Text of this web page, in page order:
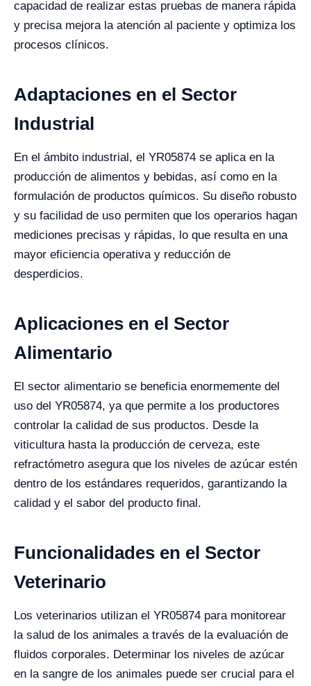
capacidad de realizar estas pruebas de manera rápida
y precisa mejora la atención al paciente y optimiza los
procesos clínicos.
Adaptaciones en el Sector
Industrial
En el ámbito industrial, el YR05874 se aplica en la
producción de alimentos y bebidas, así como en la
formulación de productos químicos. Su diseño robusto
y su facilidad de uso permiten que los operarios hagan
mediciones precisas y rápidas, lo que resulta en una
mayor eficiencia operativa y reducción de
desperdicios.
Aplicaciones en el Sector
Alimentario
El sector alimentario se beneficia enormemente del
uso del YR05874, ya que permite a los productores
controlar la calidad de sus productos. Desde la
viticultura hasta la producción de cerveza, este
refractómetro asegura que los niveles de azúcar estén
dentro de los estándares requeridos, garantizando la
calidad y el sabor del producto final.
Funcionalidades en el Sector
Veterinario
Los veterinarios utilizan el YR05874 para monitorear
la salud de los animales a través de la evaluación de
fluidos corporales. Determinar los niveles de azúcar
en la sangre de los animales puede ser crucial para el